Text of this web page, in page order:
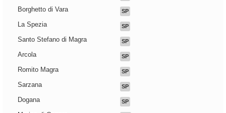
Borghetto di Vara SP
La Spezia SP
Santo Stefano di Magra SP
Arcola SP
Romito Magra SP
Sarzana SP
Dogana SP